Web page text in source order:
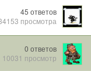
45 ответов
просмотра
0 ответов
10031 просмотр